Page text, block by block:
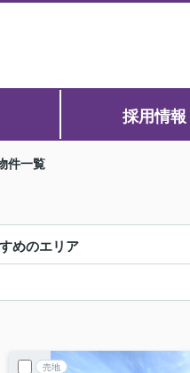
採用情報
件一覧
めのエリア
売地